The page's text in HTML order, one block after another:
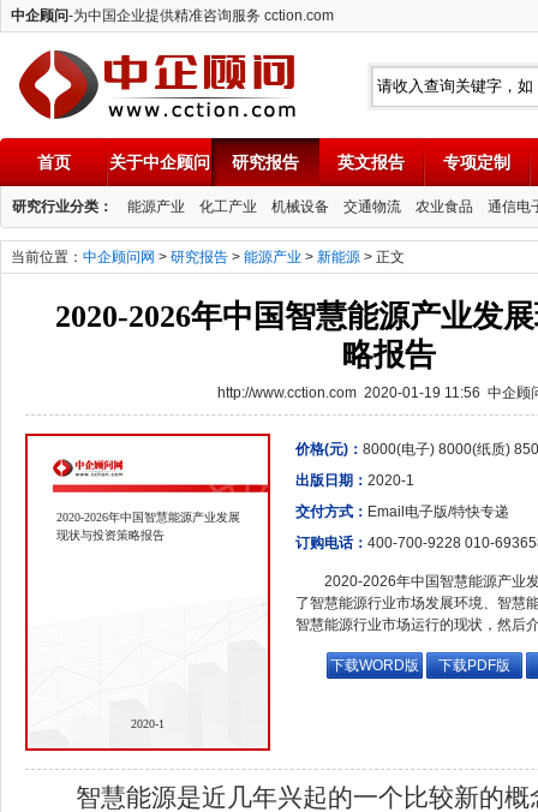
中企顾问-为中国企业提供精准咨询服务 cction.com
中企顾问
首页 关于中企顾问 研究报告 英文报告 专项定制
研究行业分类： 能源产业 化工产业 机械设备 交通物流 农业食品 通信电
当前位置： 中企顾问网 > 研究报告 > 能源产业 > 新能源 > 正文
2020-2026年中国智慧能源产业发
略报告
http://www.cction.com 2020-01-19 11:56 中企顾
2020-2026年中国智慧能源产业发展
现状与投资策略报告
2020-1
价格(元)： 8000(电子) 8000(纸质)
出版日期： 2020-1
交付方式： Email电子版/特快专递
订购电话： 400-700-9228 010-
2020-2026年中国智慧能源产业
了智慧能源行业市场发展环境、智慧
智慧能源行业市场运行的现状，然后
下载WORD版 下载PDF版
智慧能源是近几年兴起的一个比较新的